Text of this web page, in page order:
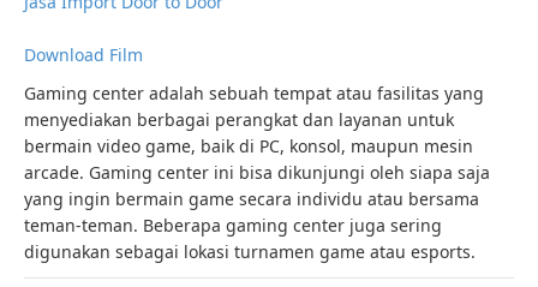
Download Film
Gaming center adalah sebuah tempat atau fasilitas yang
menyediakan berbagai perangkat dan layanan untuk
bermain video game, baik di PC, konsol, maupun mesin
arcade. Gaming center ini bisa dikunjungi oleh siapa saja
yang ingin bermain game secara individu atau bersama
teman-teman. Beberapa gaming center juga sering
digunakan sebagai lokasi turnamen game atau esports.